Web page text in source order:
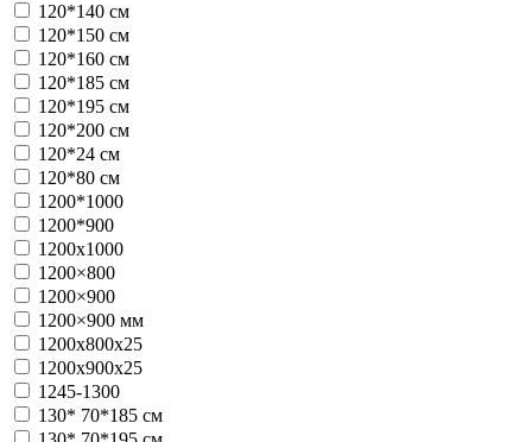
120*140 см
120*150 см
120*160 см
120*185 см
120*195 см
120*200 см
120*24 см
120*80 см
1200*1000
1200*900
1200x1000
1200×800
1200×900
1200×900 мм
1200х800x25
1200х900x25
1245-1300
130* 70*185 см